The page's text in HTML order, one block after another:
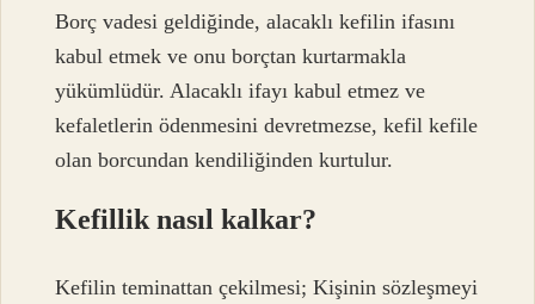
Borç vadesi geldiğinde, alacaklı kefilin ifasını
kabul etmek ve onu borçtan kurtarmakla
yükümlüdür. Alacaklı ifayı kabul etmez ve
kefaletlerin ödenmesini devretmezse, kefil kefile
olan borcundan kendiliğinden kurtulur.
Kefillik nasıl kalkar?
Kefilin teminattan çekilmesi; Kişinin sözleşmeyi